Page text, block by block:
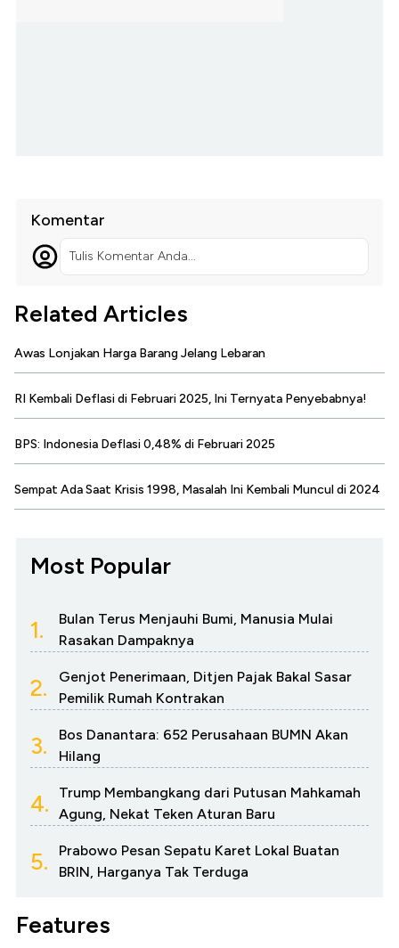
Komentar
Tulis Komentar Anda...
Related Articles
Awas Lonjakan Harga Barang Jelang Lebaran
RI Kembali Deflasi di Februari 2025, Ini Ternyata Penyebabnya!
BPS: Indonesia Deflasi 0,48% di Februari 2025
Sempat Ada Saat Krisis 1998, Masalah Ini Kembali Muncul di 2024
Most Popular
1.
Bulan Terus Menjauhi Bumi, Manusia Mulai
Rasakan Dampaknya
2.
Genjot Penerimaan, Ditjen Pajak Bakal Sasar
Pemilik Rumah Kontrakan
3.
Bos Danantara: 652 Perusahaan BUMN Akan
Hilang
4.
Trump Membangkang dari Putusan Mahkamah
Agung, Nekat Teken Aturan Baru
5.
Prabowo Pesan Sepatu Karet Lokal Buatan
BRIN, Harganya Tak Terduga
Features